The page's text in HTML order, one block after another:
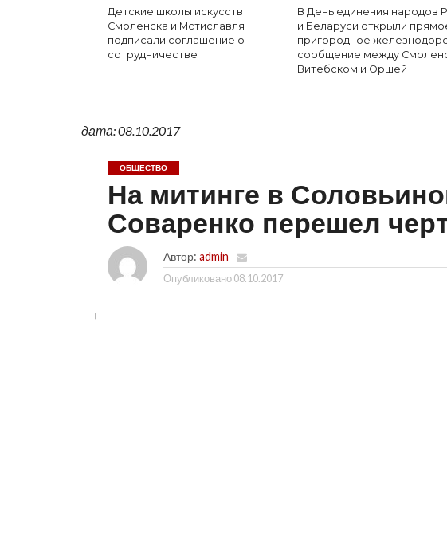
Детские школы искусств
Смоленска и Мстиславля
подписали соглашение о
сотрудничестве
В День единения народов
и Беларуси открыли
пригородное
сообщение между
Витебском и Оршей
дата: 08.10.2017
ОБЩЕСТВО
На митинге в
Соваренко перешел
Автор: admin
Опубликовано 08.10.2017